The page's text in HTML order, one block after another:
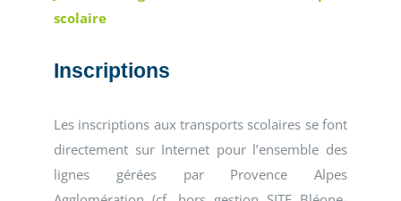
scolaire
Inscriptions
Les inscriptions aux transports scolaires se font
directement sur Internet pour l’ensemble des
lignes gérées par Provence Alpes